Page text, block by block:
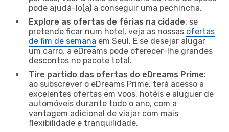
pode ajudá-lo(a) a conseguir uma pechincha.
Explore as ofertas de férias na cidade: se
pretende ficar num hotel, veja as nossas ofertas
de fim de semana em Seul. E se desejar alugar
um carro, a eDreams pode oferecer-lhe grandes
descontos no pacote total.
Tire partido das ofertas do eDreams Prime:
ao subscrever o eDreams Prime, terá acesso a
excelentes ofertas em voos, hotéis e aluguer de
automóveis durante todo o ano, com a
vantagem adicional de viajar com mais
flexibilidade e tranquilidade.